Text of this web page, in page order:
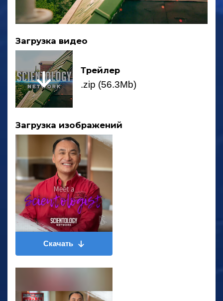
Загрузка видео
Трейлер
.zip (56.3Mb)
Загрузка изображений
Скачать